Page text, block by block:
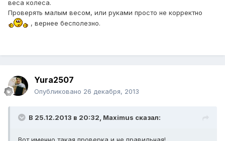
веса колеса.
Проверять малым весом, или руками просто не корректно
, вернее бесполезно.
Yura2507
Опубликовано 26 декабря, 2013
В 25.12.2013 в 20:32, Maximus сказал: